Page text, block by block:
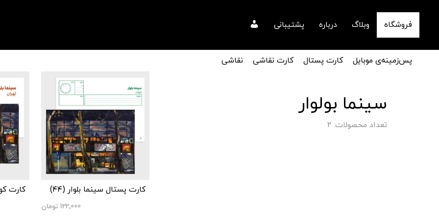
فروشگاه وبلاگ درباره پشتیبانی
پس‌زمینه‌ی موبایل کارت پستال کارت نقاشی نقاشی
سینما بولوار
تعداد محصولات: 2
کارت پستال سینما بلوار (۴۴)
122,000 تومان
کارت